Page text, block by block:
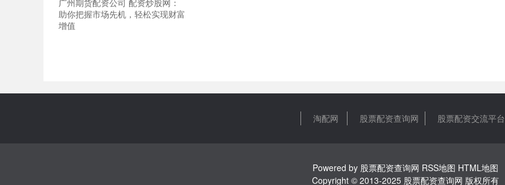
助你把握市场先机，轻松实现财富
增值
淘配网 股票配资查询网 股票配资交流平台
Powered by 股票配资查询网 RSS地图 HTML地图
Copyright © 2013-2025 股票配资查询网 版权所有